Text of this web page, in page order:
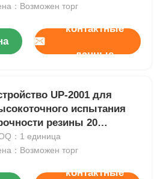
для проверки
：Возможен торг
контактные
данные
UP-2001 для
испытания
резины 20
100000 кН
：1 единица
：Возможен торг
контактные